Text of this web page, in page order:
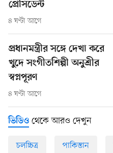
প্রেসিডেন্ট
৪ ঘণ্টা আগে
প্রধানমন্ত্রীর সঙ্গে দেখা করে
খুদে সংগীতশিল্পী অনুশ্রীর
স্বপ্নপূরণ
৪ ঘণ্টা আগে
ভিডিও থেকে আরও দেখুন
চলচ্চিত্র পাকিস্তান